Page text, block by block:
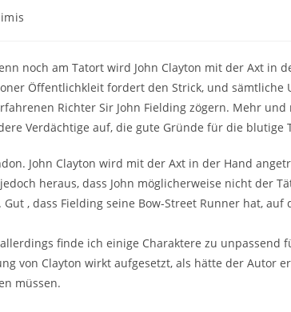
noch am Tatort wird John Clayton mit der Axt in
Öffentlichkleit fordert den Strick, und sämtliche
Richter Sir John Fielding zögern. Mehr
Verdächtige auf, die gute Gründe für die blutige
John Clayton wird mit der Axt in der Hand
heraus, dass John möglicherweise nicht der
, dass Fielding seine Bow-Street Runner hat, auf
finde ich einige Charaktere zu unpassend
von Clayton wirkt aufgesetzt, als hätte der Autor
müssen.